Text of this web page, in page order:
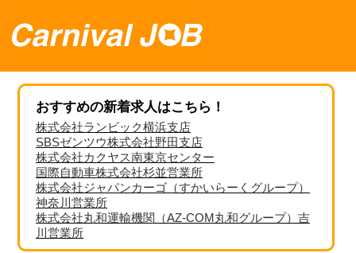
おすすめの新着求人はこちら！
株式会社ランビック横浜支店
SBSゼンツウ株式会社野田支店
株式会社カクヤス南東京センター
国際自動車株式会社杉並営業所
株式会社ジャパンカーゴ（すかいらーくグループ）
神奈川営業所
株式会社丸和運輸機関（AZ-COM丸和グループ）吉
川営業所